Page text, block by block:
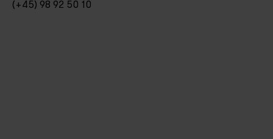
(+45) 98 92 50 10